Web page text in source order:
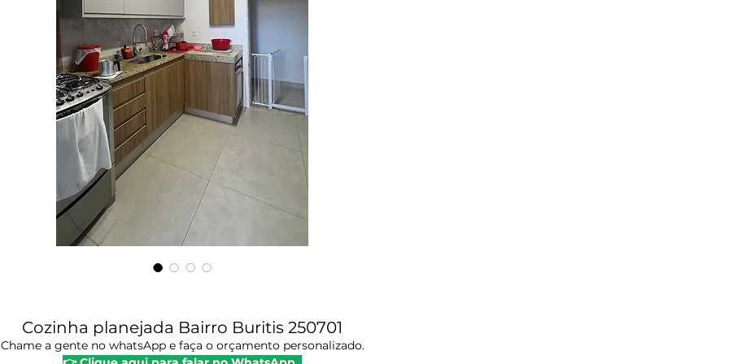
Cozinha planejada Bairro Buritis 250701
Chame a gente no whatsApp e faça o orçamento personalizado.